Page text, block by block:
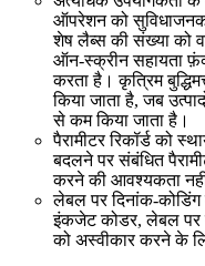
ऑपरेशन को
शेष लैब्स की संख्या को
ऑन-स्क्रीन सहायता
करता है। कृत्रिम
किया जाता है, जब
से कम किया जाता है।
पैरामीटर रिकॉर्ड को
बदलने पर संबंधित
करने की आवश्यकता
लेबल पर दिनांक-कोडिंग
इंकजेट कोडर, लेबल पर
को अस्वीकार करने के